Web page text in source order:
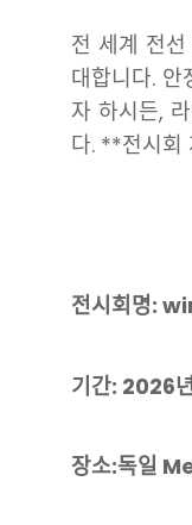
전 세계 전
대합니다.
자 하시든,
다. **전시회
전시회명:
기간: 2026
장소:독일